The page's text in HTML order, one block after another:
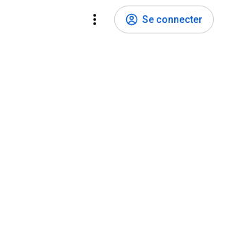
Se connecter